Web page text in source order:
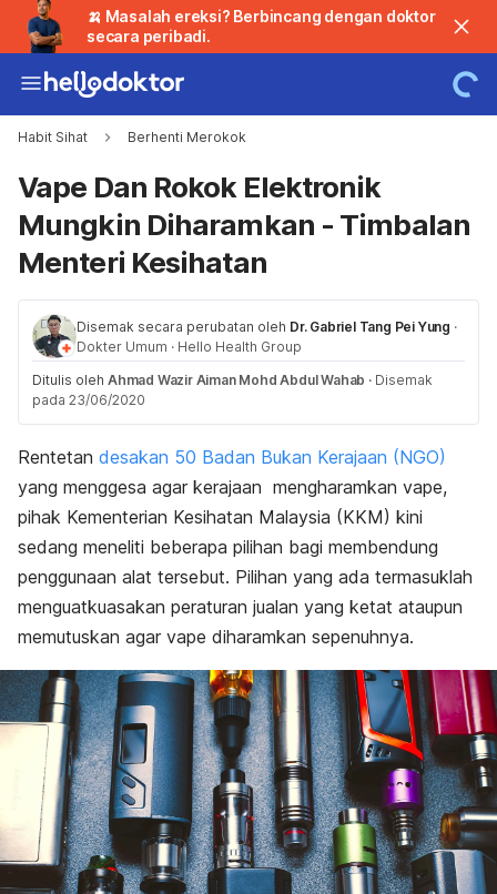
🍌 Masalah ereksi? Berbincang dengan doktor
secara peribadi.
Habit Sihat Berhenti Merokok
Vape Dan Rokok Elektronik
Mungkin Diharamkan - Timbalan
Menteri Kesihatan
Disemak secara perubatan oleh Dr. Gabriel Tang Pei Yung ·
Dokter Umum · Hello Health Group
Ditulis oleh Ahmad Wazir Aiman Mohd Abdul Wahab · Disemak
pada 23/06/2020
Rentetan desakan 50 Badan Bukan Kerajaan (NGO)
yang menggesa agar kerajaan mengharamkan vape,
pihak Kementerian Kesihatan Malaysia (KKM) kini
sedang meneliti beberapa pilihan bagi membendung
penggunaan alat tersebut. Pilihan yang ada termasuklah
menguatkuasakan peraturan jualan yang ketat ataupun
memutuskan agar vape diharamkan sepenuhnya.